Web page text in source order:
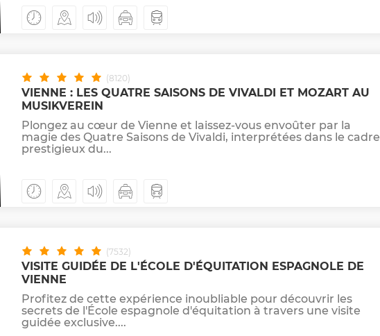
(8120)
VIENNE : LES QUATRE SAISONS DE VIVALDI ET MOZART AU
MUSIKVEREIN
Plongez au cœur de Vienne et laissez-vous envoûter par la
magie des Quatre Saisons de Vivaldi, interprétées dans le cadre
prestigieux du...
(7532)
VISITE GUIDÉE DE L'ÉCOLE D'ÉQUITATION ESPAGNOLE DE
VIENNE
Profitez de cette expérience inoubliable pour découvrir les
secrets de l'École espagnole d'équitation à travers une visite
guidée exclusive....